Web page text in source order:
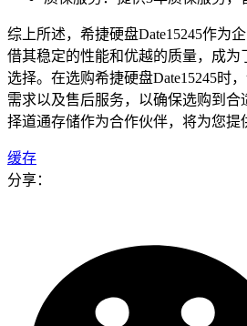
综上所述，希捷硬盘Date15245作为
借其稳定的性能和优越的质量，成为
选择。在选购希捷硬盘Date15245时
需求以及售后服务，以确保选购到
择道通存储作为合作伙伴，将为您提
缓存
分享：